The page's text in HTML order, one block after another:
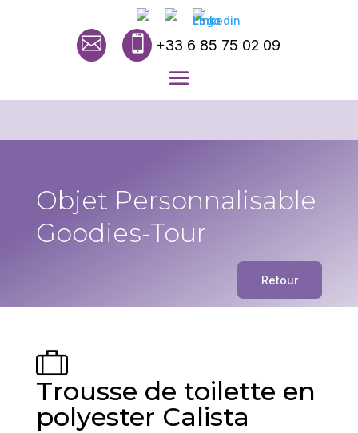
  +33 6 85 75 02 09
Objet Personnalisable
Goodies-Tour
Retour
Trousse de toilette en
polyester Calista